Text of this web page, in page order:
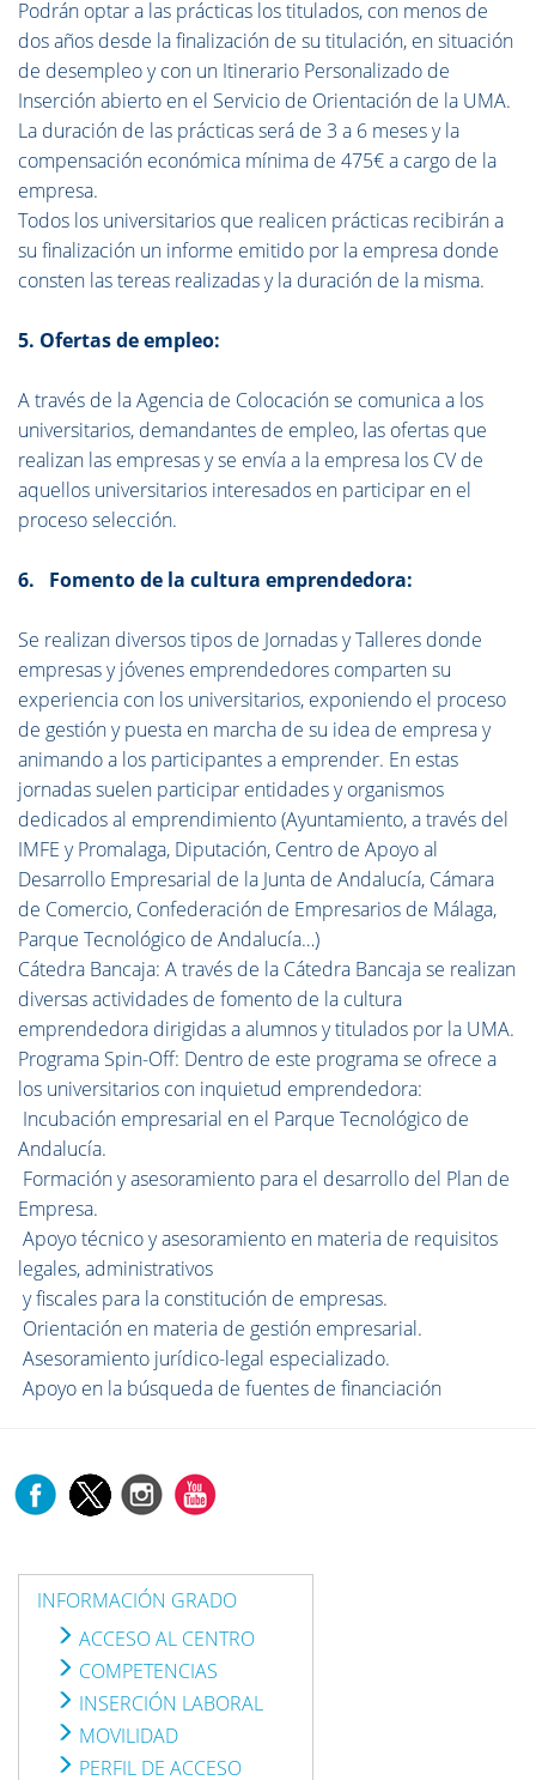
Podrán optar a las prácticas los titulados, con menos de
dos años desde la finalización de su titulación, en situación
de desempleo y con un Itinerario Personalizado de
Inserción abierto en el Servicio de Orientación de la UMA.
La duración de las prácticas será de 3 a 6 meses y la
compensación económica mínima de 475€ a cargo de la
empresa.
Todos los universitarios que realicen prácticas recibirán a
su finalización un informe emitido por la empresa donde
consten las tereas realizadas y la duración de la misma.
5. Ofertas de empleo:
A través de la Agencia de Colocación se comunica a los
universitarios, demandantes de empleo, las ofertas que
realizan las empresas y se envía a la empresa los CV de
aquellos universitarios interesados en participar en el
proceso selección.
6. Fomento de la cultura emprendedora:
Se realizan diversos tipos de Jornadas y Talleres donde
empresas y jóvenes emprendedores comparten su
experiencia con los universitarios, exponiendo el proceso
de gestión y puesta en marcha de su idea de empresa y
animando a los participantes a emprender. En estas
jornadas suelen participar entidades y organismos
dedicados al emprendimiento (Ayuntamiento, a través del
IMFE y Promalaga, Diputación, Centro de Apoyo al
Desarrollo Empresarial de la Junta de Andalucía, Cámara
de Comercio, Confederación de Empresarios de Málaga,
Parque Tecnológico de Andalucía…)
Cátedra Bancaja: A través de la Cátedra Bancaja se realizan
diversas actividades de fomento de la cultura
emprendedora dirigidas a alumnos y titulados por la UMA.
Programa Spin-Off: Dentro de este programa se ofrece a
los universitarios con inquietud emprendedora:
Incubación empresarial en el Parque Tecnológico de
Andalucía.
Formación y asesoramiento para el desarrollo del Plan de
Empresa.
Apoyo técnico y asesoramiento en materia de requisitos
legales, administrativos
y fiscales para la constitución de empresas.
Orientación en materia de gestión empresarial.
Asesoramiento jurídico-legal especializado.
Apoyo en la búsqueda de fuentes de financiación
INFORMACIÓN GRADO
ACCESO AL CENTRO
COMPETENCIAS
INSERCIÓN LABORAL
MOVILIDAD
PERFIL DE ACCESO